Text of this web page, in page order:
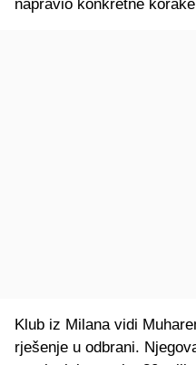
napravio konkretne
Klub iz Milana vidi
rješenje u odbrani.